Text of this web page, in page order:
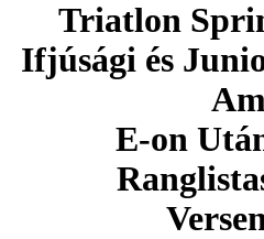
Triatlon
Ifjúsági és
E-on